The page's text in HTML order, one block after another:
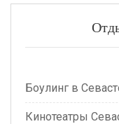
Боулинг в
Кинотеатры